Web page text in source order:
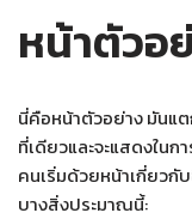
หน้าตัวอ
นี่คือหน้าตัวอย่าง มันแต
ที่เดียวและจะแสดงใน
คนเริ่มด้วยหน้าเกี่ยวกั
บางสิ่งประมาณนี้: